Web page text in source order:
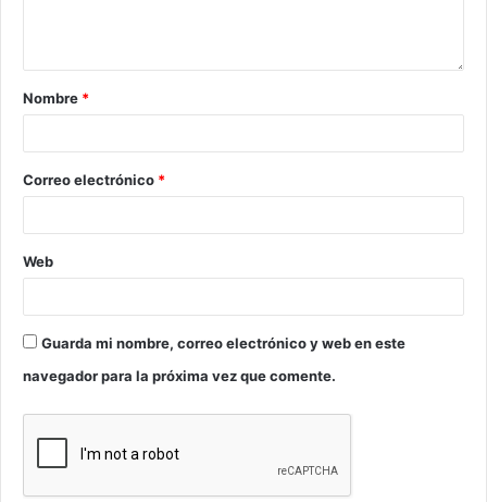
Nombre *
Correo electrónico *
Web
Guarda mi nombre, correo electrónico y web en este
navegador para la próxima vez que comente.